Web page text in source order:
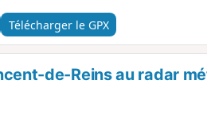
Télécharger le GPX
de-Reins au radar